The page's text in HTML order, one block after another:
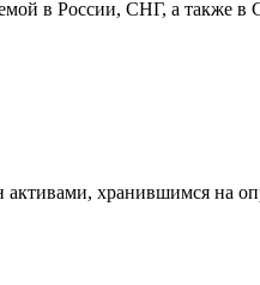
в России, СНГ, а также
хранившимся на